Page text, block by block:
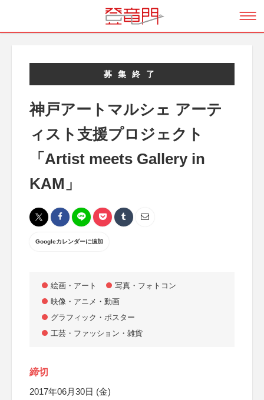
募集終了
神戸アートマルシェ アーテ
ィスト支援プロジェクト
「Artist meets Gallery in
KAM」
Googleカレンダーに追加
絵画・アート
写真・フォトコン
映像・アニメ・動画
グラフィック・ポスター
工芸・ファッション・雑貨
締切
2017年06月30日 (金)